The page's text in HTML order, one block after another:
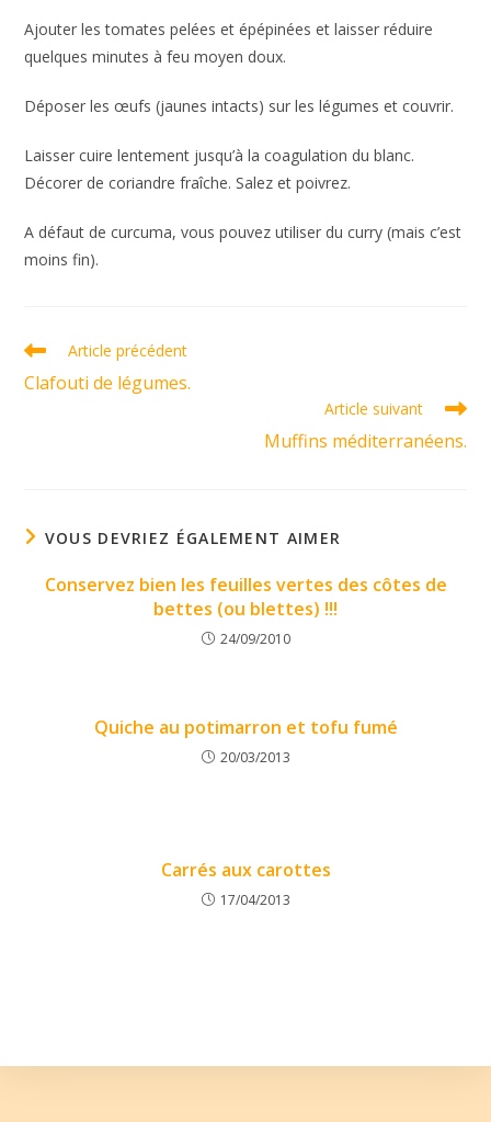
Ajouter les tomates pelées et épépinées et laisser réduire
quelques minutes à feu moyen doux.
Déposer les œufs (jaunes intacts) sur les légumes et couvrir.
Laisser cuire lentement jusqu’à la coagulation du blanc.
Décorer de coriandre fraîche. Salez et poivrez.
A défaut de curcuma, vous pouvez utiliser du curry (mais c’est
moins fin).
Read
articles
Article précédent
Clafouti de légumes.
Article suivant
Muffins méditerranéens.
VOUS DEVRIEZ ÉGALEMENT AIMER
Conservez bien les feuilles vertes des côtes de
bettes (ou blettes) !!!
24/09/2010
Quiche au potimarron et tofu fumé
20/03/2013
Carrés aux carottes
17/04/2013